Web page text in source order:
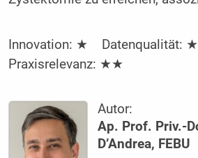
Innovation: ★ Datenqualität:
Praxisrelevanz: ★★
Autor:
Ap. Prof. Priv.-
D’Andrea, FEBU